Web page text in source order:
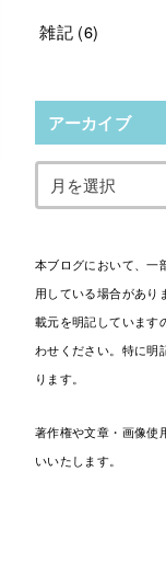
雑記 (6)
アーカイブ
本ブログにおいて、一
用している場合があり
載元を明記しています
わせください。特に明
ります。
著作権や文章・画像使
いいたします。